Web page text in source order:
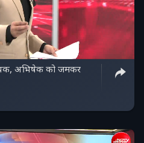
अभिषेक को जमकर